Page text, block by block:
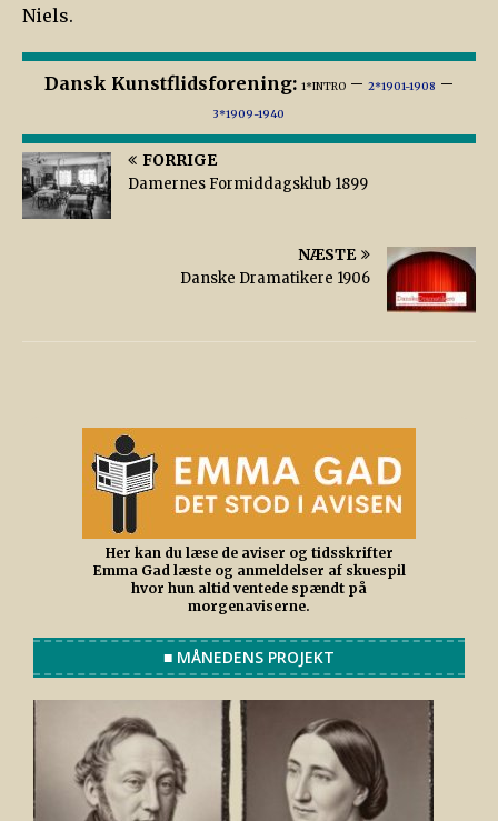
Niels.
Dansk Kunstflidsforening: 1*INTRO – 2*1901-1908 –
3*1909-1940
FORRIGE
Damernes Formiddagsklub 1899
NÆSTE
Danske Dramatikere 1906
Her kan du læse de aviser og tidsskrifter
Emma Gad læste og anmeldelser af skuespil
hvor hun altid ventede spændt på
morgenaviserne.
■ MÅNEDENS PROJEKT